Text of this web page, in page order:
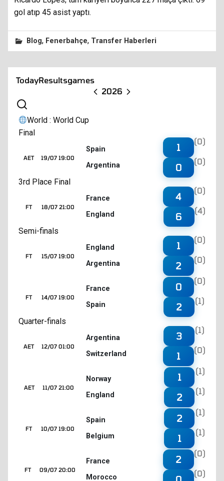
gol atıp 45 asist yaptı.
Blog, Fenerbahçe, Transfer Haberleri
TodayResultsgames
2026
World : World Cup
Final
19/07 19:00
AET
Spain
Argentina
1
(0)
0
(0)
3rd Place Final
18/07 21:00
FT
France
England
4
(0)
6
(4)
Semi-finals
15/07 19:00
FT
England
Argentina
1
(0)
2
(0)
14/07 19:00
FT
France
Spain
0
(0)
2
(1)
Quarter-finals
12/07 01:00
AET
Argentina
Switzerland
3
(1)
1
(0)
11/07 21:00
AET
Norway
England
1
(1)
2
(1)
10/07 19:00
FT
Spain
Belgium
2
(1)
1
(1)
09/07 20:00
FT
France
Morocco
2
(0)
(0)